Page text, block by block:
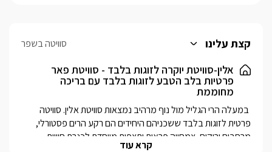
קצת עלינו סוויטה בשפר
אלין-סוויטת יוקרה לזוגות בלבד - סוויטת פאר
פרטיות בלב הטבע לזוגות בלבד עם בריכה
מחוממת
קרא עוד